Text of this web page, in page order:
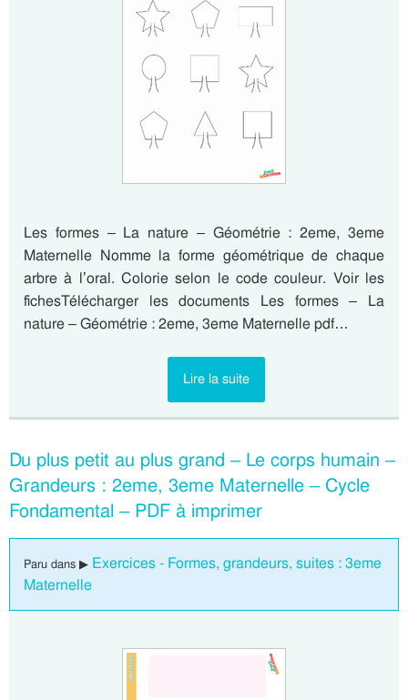
Les formes – La nature – Géométrie : 2eme, 3eme
Maternelle Nomme la forme géométrique de chaque
arbre à l’oral. Colorie selon le code couleur. Voir les
fichesTélécharger les documents Les formes – La
nature – Géométrie : 2eme, 3eme Maternelle pdf…
Lire la suite
Du plus petit au plus grand – Le corps humain –
Grandeurs : 2eme, 3eme Maternelle – Cycle
Fondamental – PDF à imprimer
Paru dans ▶ Exercices - Formes, grandeurs, suites : 3eme
Maternelle